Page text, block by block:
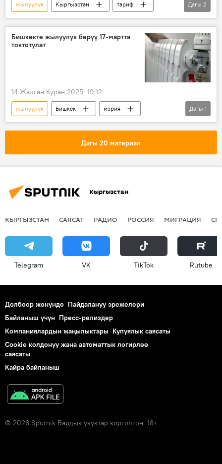
жылуулук Кыргызстан
тариф
Экономика
абонент
Дагы 2
Бишкекте жылуулук берүү 17-мартта
токтотулат
14 Жалган Куран 2025, 19:12
жылуулук Бишкек
мэрия
Кыргызстан
Дагы 1
Дагы 20 материал
Кыргызстан
КЫРГЫЗСТАН САЯСАТ РАДИО РОССИЯ МИГРАЦИЯ
Telegram VK ТikТоk Rutube
Долбоор жөнүндө Пайдалануу эрежелери
Байланыш үчүн Пресс-релиздер
Компаниялардын жаңылыктары Купуялык саясаты
Cookie колдонуу жана автоматтык логирлөө
саясаты
Кайра байланыш
© 2026 Sputnik Бардык укуктар корголгон. 18+